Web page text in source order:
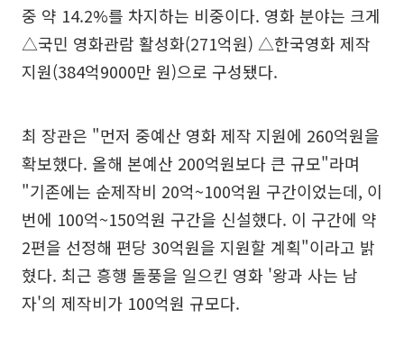
중 약 14.2%를 차지하는 비중이다. 영화 분야는 크게
△국민 영화관람 활성화(271억원) △한국영화 제작
지원(384억9000만 원)으로 구성됐다.
최 장관은 "먼저 중예산 영화 제작 지원에 260억원을
확보했다. 올해 본예산 200억원보다 큰 규모"라며
"기존에는 순제작비 20억~100억원 구간이었는데, 이
번에 100억~150억원 구간을 신설했다. 이 구간에 약
2편을 선정해 편당 30억원을 지원할 계획"이라고 밝
혔다. 최근 흥행 돌풍을 일으킨 영화 '왕과 사는 남
자'의 제작비가 100억원 규모다.